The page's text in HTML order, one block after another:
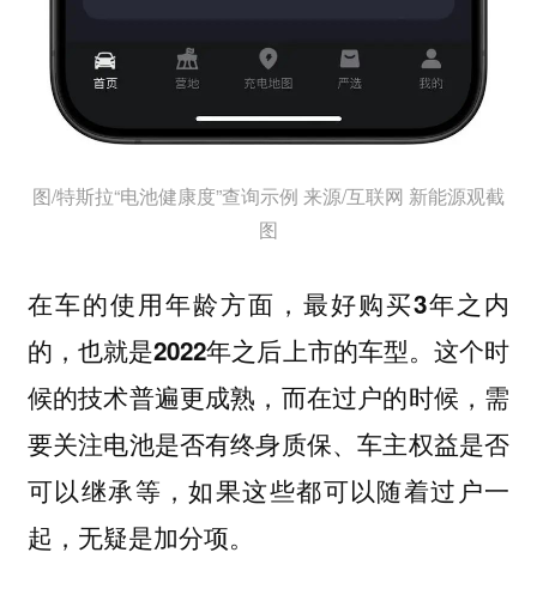
图/特斯拉“电池健康度”查询示例 来源/互联网 新能源观截
图
在车的使用年龄方面，最好购买3年之内
的，也就是2022年之后上市的车型。 这个时
候的技术普遍更成熟，而在过户的时候，需
要关注电池是否有终身质保、车主权益是否
可以继承等，如果这些都可以随着过户一
起，无疑是加分项。